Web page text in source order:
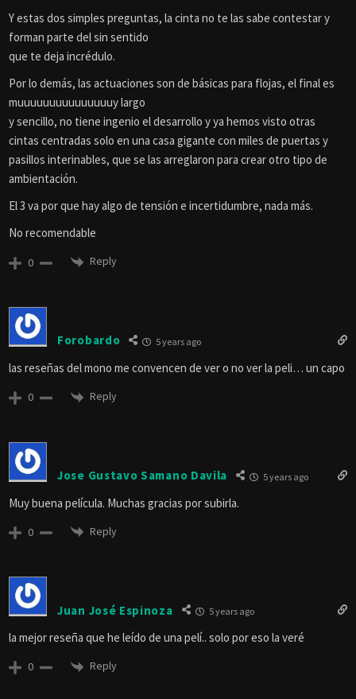
Y estas dos simples preguntas, la cinta no te las sabe contestar y
forman parte del sin sentido
que te deja incrédulo.
Por lo demás, las actuaciones son de básicas para flojas, el final es
muuuuuuuuuuuuuuuy largo
y sencillo, no tiene ingenio el desarrollo y ya hemos visto otras
cintas centradas solo en una casa gigante con miles de puertas y
pasillos interinables, que se las arreglaron para crear otro tipo de
ambientación.
El 3 va por que hay algo de tensión e incertidumbre, nada más.
No recomendable
0 Reply
Forobardo 5 years ago
las reseñas del mono me convencen de ver o no ver la peli… un capo
0 Reply
Jose Gustavo Samano Davila 5 years ago
Muy buena película. Muchas gracias por subirla.
0 Reply
Juan José Espinoza 5 years ago
la mejor reseña que he leído de una pelí.. solo por eso la veré
0 Reply